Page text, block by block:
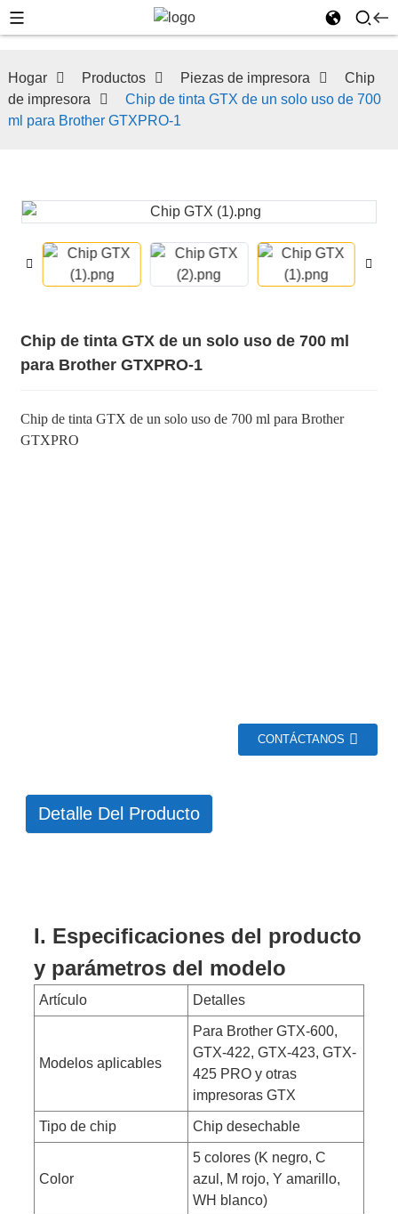
Hogar Productos Piezas de impresora
Chip
de impresora
Chip de tinta GTX de un solo uso de 700
ml para Brother GTXPRO-1
Chip de tinta GTX de un solo uso de 700 ml
para Brother GTXPRO-1
Chip de tinta GTX de un solo uso de 700 ml para Brother
GTXPRO
CONTÁCTANOS
Detalle Del Producto
I. Especificaciones del producto
y parámetros del modelo
Artículo Detalles
Modelos aplicables
Para Brother GTX-600,
GTX-422, GTX-423, GTX-
425 PRO y otras
impresoras GTX
Tipo de chip Chip desechable
Color
5 colores (K negro, C
azul, M rojo, Y amarillo,
WH blanco)